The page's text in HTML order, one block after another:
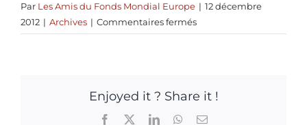
Par Les Amis du Fonds Mondial Europe | 12 décembre
2012 | Archives | Commentaires ferméssur
Investir
développement
:
Enjoyed it ? Share it !
Facebook LinkedInWhatsApp
Email